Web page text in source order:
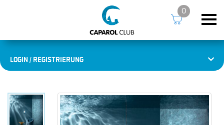
LOGIN / REGISTRIERUNG
0